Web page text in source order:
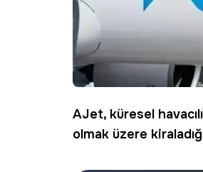
AJet, küresel
olmak üzere